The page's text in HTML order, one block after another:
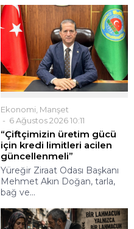
Ekonomi Manşet
6 Ağustos 2026 10:11
“Çiftçimizin üretim gücü
için kredi limitleri acilen
güncellenmeli”
Yüreğir Ziraat Odası Başkanı
Mehmet Akın Doğan, tarla,
bağ ve...